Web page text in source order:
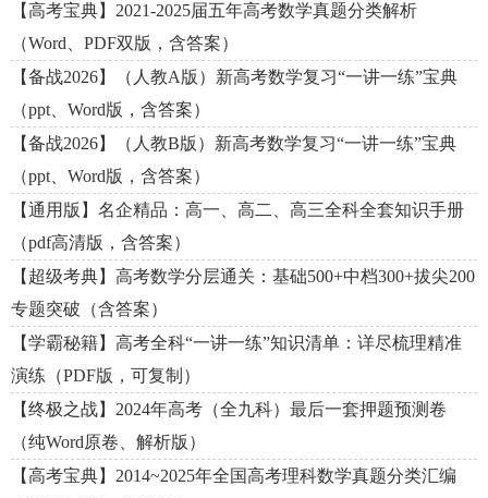
【高考宝典】2021-2025届五年高考数学真题分类解析
（Word、PDF双版，含答案）
【备战2026】（人教A版）新高考数学复习“一讲一练”宝典
（ppt、Word版，含答案）
【备战2026】（人教B版）新高考数学复习“一讲一练”宝典
（ppt、Word版，含答案）
【通用版】名企精品：高一、高二、高三全科全套知识手册
（pdf高清版，含答案）
【超级考典】高考数学分层通关：基础500+中档300+拔尖200
专题突破（含答案）
【学霸秘籍】高考全科“一讲一练”知识清单：详尽梳理精准
演练（PDF版，可复制）
【终极之战】2024年高考（全九科）最后一套押题预测卷
（纯Word原卷、解析版）
【高考宝典】2014~2025年全国高考理科数学真题分类汇编